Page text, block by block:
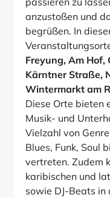
anzustoßen und
begrüßen. In
Freyung, Am Hof,
Kärntner Straße,
Wintermarkt am
Diese Orte bieten
Musik- und
Vielzahl von
Blues, Funk, Soul
vertreten. Zudem
karibischen und
sowie DJ-Beats in